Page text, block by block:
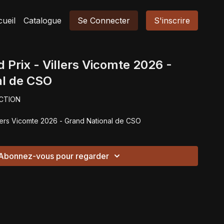
Catalogue Se Connecter S'inscrire
Prix - Villers Vicomte 2026 -
de CSO
Vicomte 2026 - Grand National de CSO
vous pour regarder